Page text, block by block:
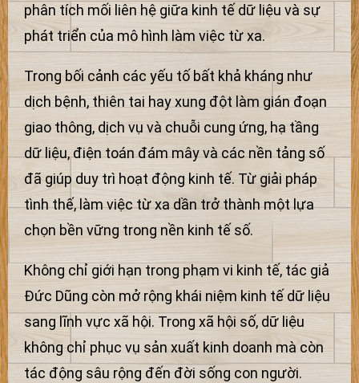
phân tích mối liên hệ giữa kinh tế dữ liệu và sự
phát triển của mô hình làm việc từ xa.
Trong bối cảnh các yếu tố bất khả kháng như
dịch bệnh, thiên tai hay xung đột làm gián đoạn
giao thông, dịch vụ và chuỗi cung ứng, hạ tầng
dữ liệu, điện toán đám mây và các nền tảng số
đã giúp duy trì hoạt động kinh tế. Từ giải pháp
tình thế, làm việc từ xa dần trở thành một lựa
chọn bền vững trong nền kinh tế số.
Không chỉ giới hạn trong phạm vi kinh tế, tác giả
Đức Dũng còn mở rộng khái niệm kinh tế dữ liệu
sang lĩnh vực xã hội. Trong xã hội số, dữ liệu
không chỉ phục vụ sản xuất kinh doanh mà còn
tác động sâu rộng đến đời sống con người.